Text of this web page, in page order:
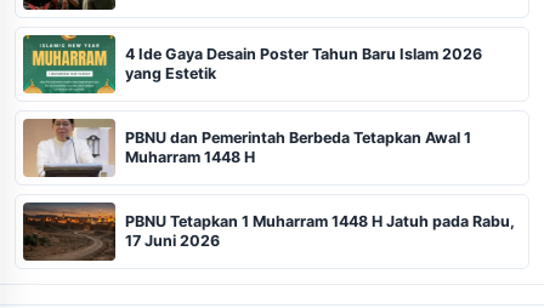
4 Ide Gaya Desain Poster Tahun Baru Islam 2026
yang Estetik
PBNU dan Pemerintah Berbeda Tetapkan Awal 1
Muharram 1448 H
PBNU Tetapkan 1 Muharram 1448 H Jatuh pada Rabu,
17 Juni 2026